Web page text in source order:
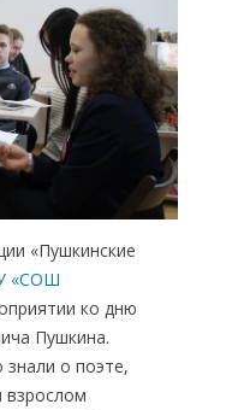
«Пушкинские
«СОШ
ко дню
Пушкина.
знали о поэте,
взрослом